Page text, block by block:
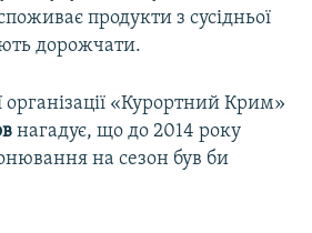
продукти з сусідньої
дорожчати.
організації «Курортний Крим»
нагадує, що до 2014 року
на сезон був би